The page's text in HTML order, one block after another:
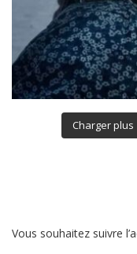
Charger plus
Vous souhaitez suivre